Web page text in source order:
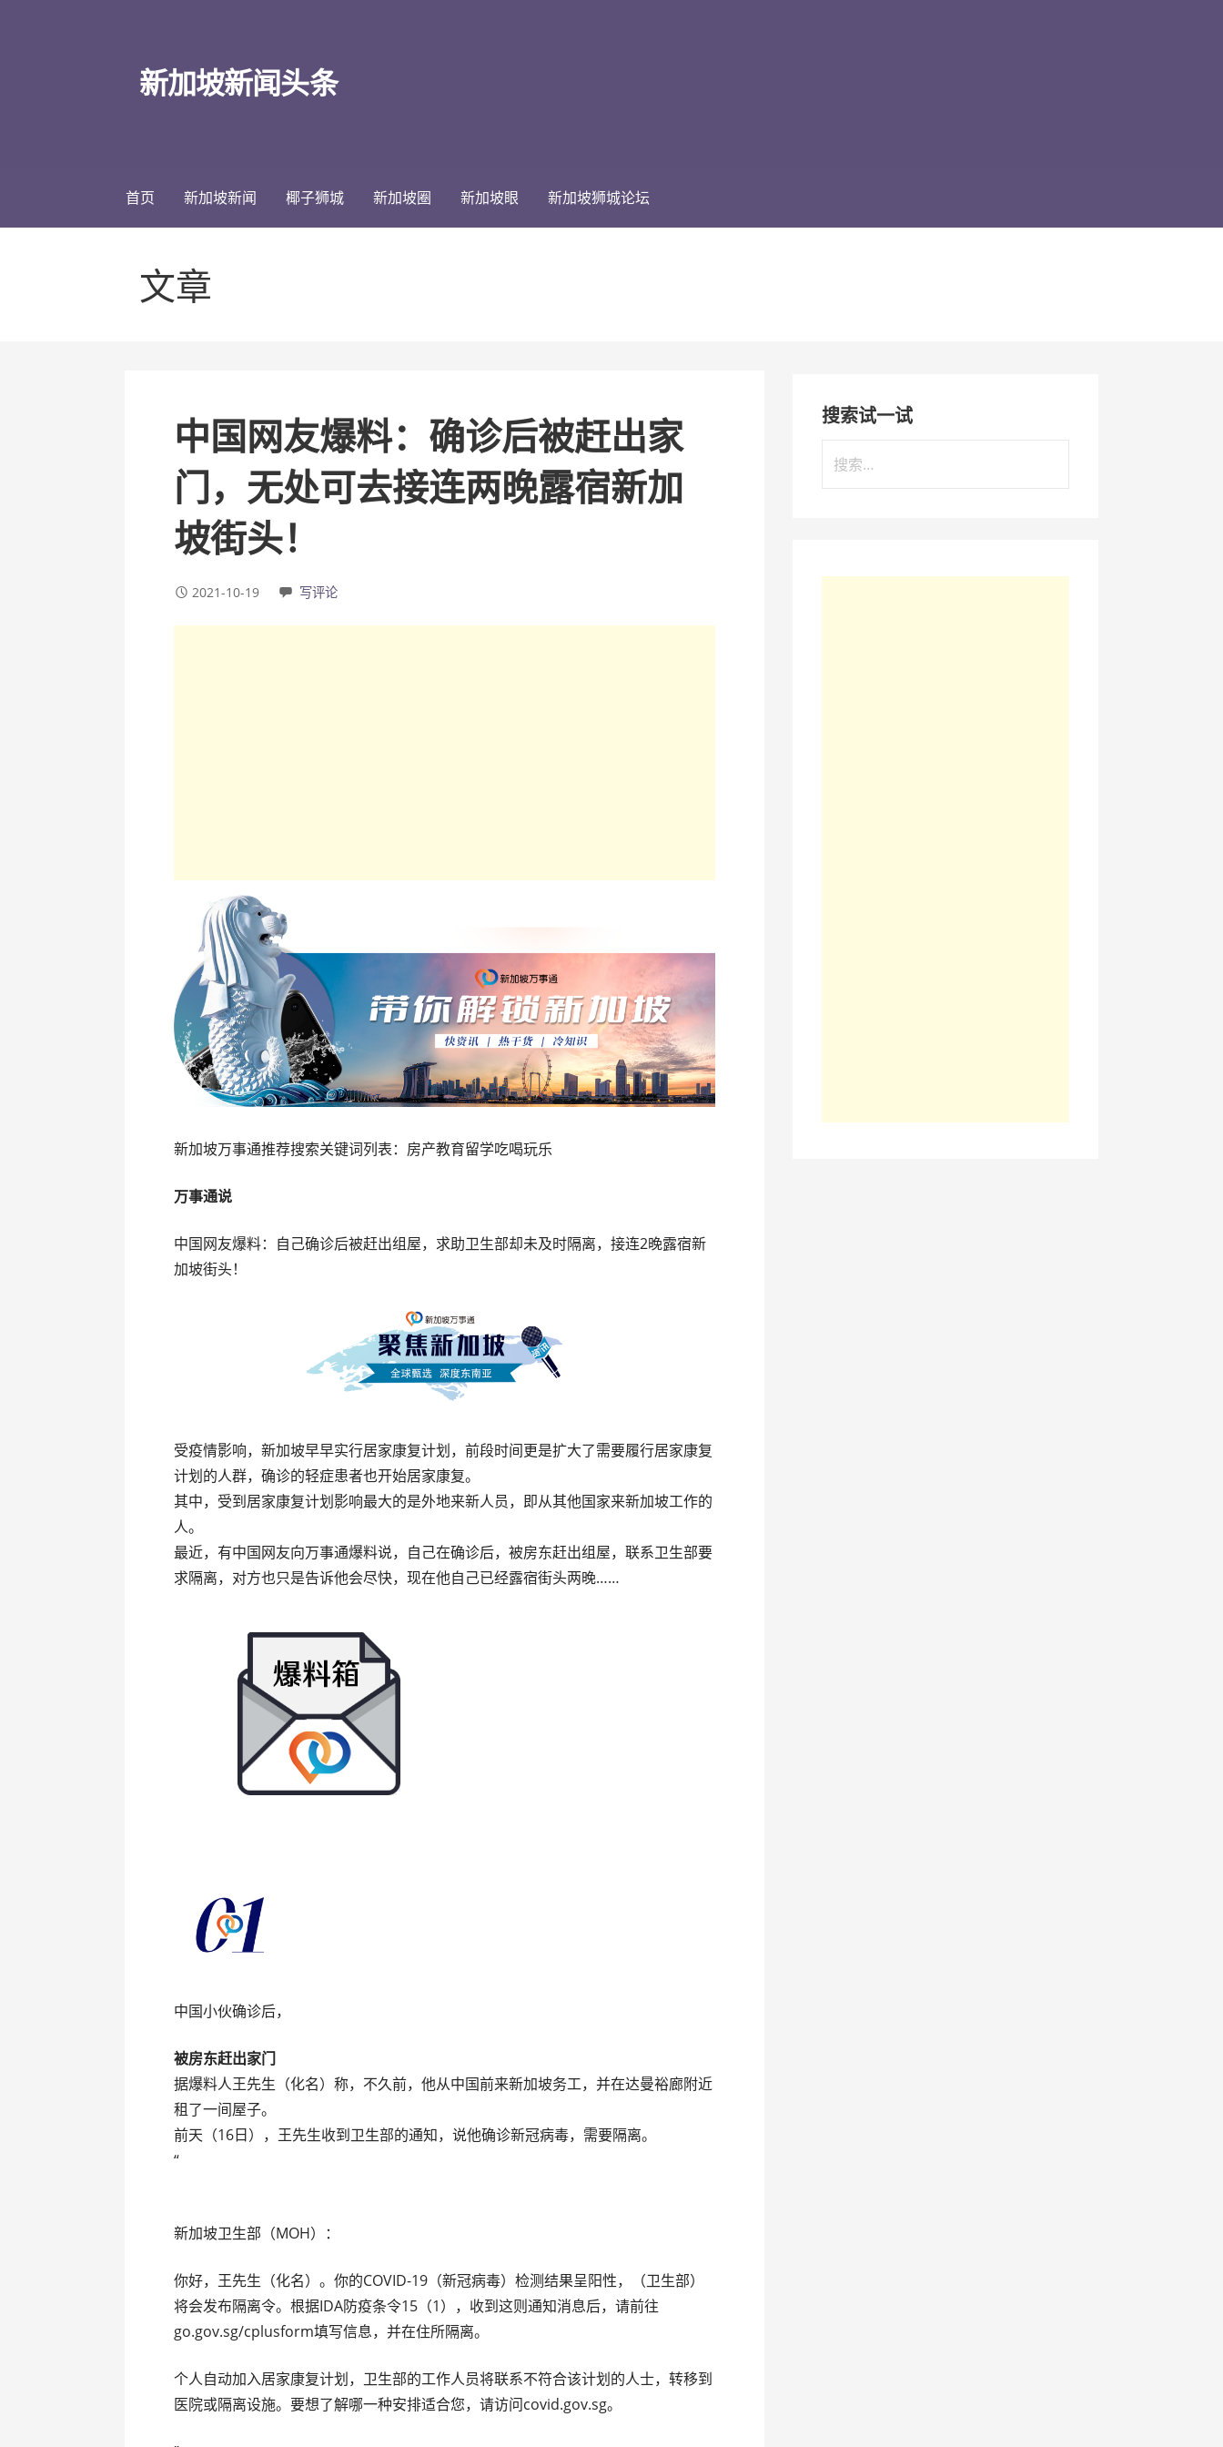
新加坡新闻头条
首页 新加坡新闻 椰子狮城 新加坡圈 新加坡眼 新加坡狮城论坛
文章
中国网友爆料：确诊后被赶出家
门，无处可去接连两晚露宿新加
坡街头！
2021-10-19 写评论
新加坡万事通推荐搜索关键词列表：房产教育留学吃喝玩乐
万事通说
中国网友爆料：自己确诊后被赶出组屋，求助卫生部却未及时隔离，接连2晚露宿新
加坡街头！
受疫情影响，新加坡早早实行居家康复计划，前段时间更是扩大了需要履行居家康复
计划的人群，确诊的轻症患者也开始居家康复。
其中，受到居家康复计划影响最大的是外地来新人员，即从其他国家来新加坡工作的
人。
最近，有中国网友向万事通爆料说，自己在确诊后，被房东赶出组屋，联系卫生部要
求隔离，对方也只是告诉他会尽快，现在他自己已经露宿街头两晚……
中国小伙确诊后，
被房东赶出家门
据爆料人王先生（化名）称，不久前，他从中国前来新加坡务工，并在达曼裕廊附近
租了一间屋子。
前天（16日），王先生收到卫生部的通知，说他确诊新冠病毒，需要隔离。
“
新加坡卫生部（MOH）：
你好，王先生（化名）。你的COVID-19（新冠病毒）检测结果呈阳性，（卫生部）
将会发布隔离令。根据IDA防疫条令15（1），收到这则通知消息后，请前往
go.gov.sg/cplusform填写信息，并在住所隔离。
个人自动加入居家康复计划，卫生部的工作人员将联系不符合该计划的人士，转移到
医院或隔离设施。要想了解哪一种安排适合您，请访问covid.gov.sg。
搜索试一试
索